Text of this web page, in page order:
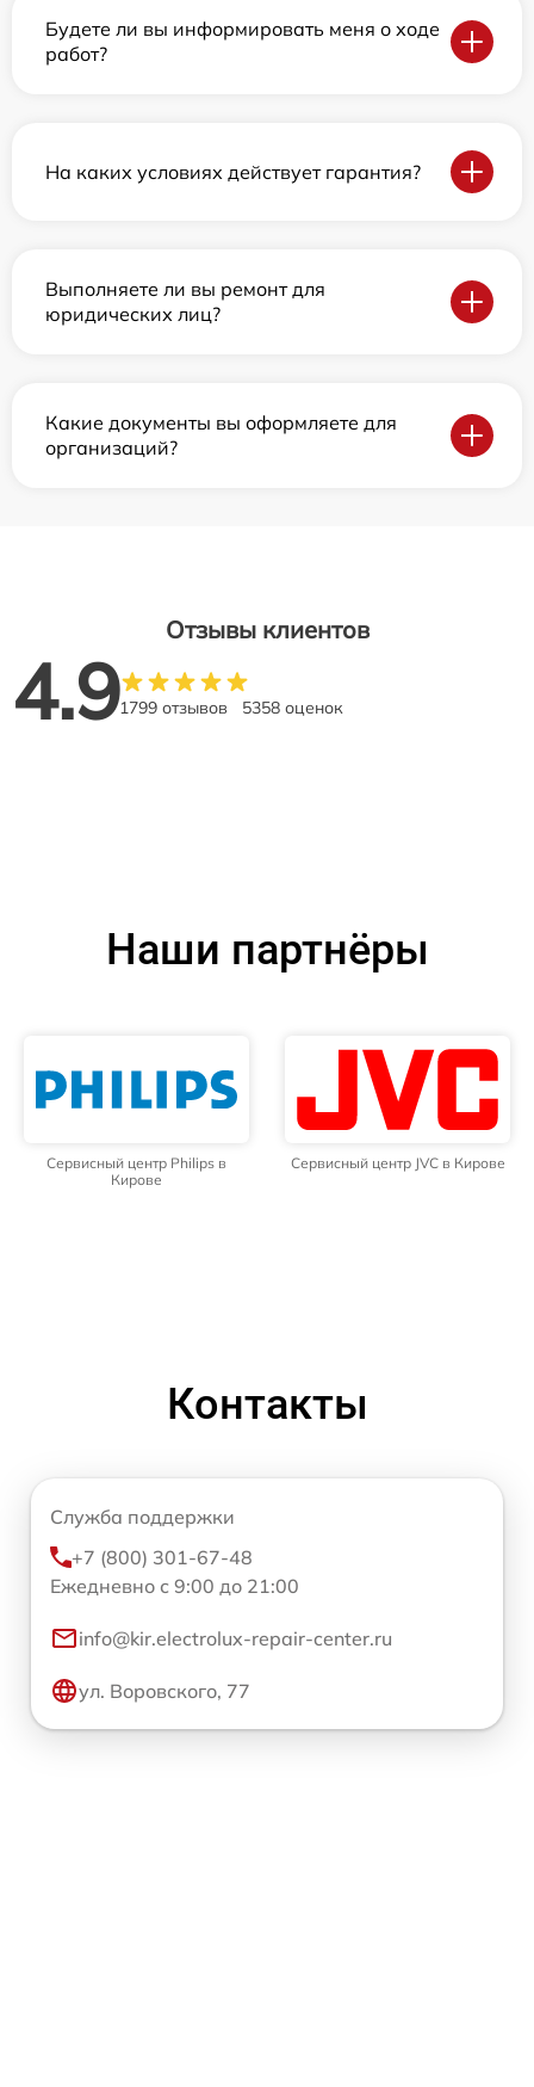
Будете ли вы информировать меня о ходе
работ?
На каких условиях действует гарантия?
Выполняете ли вы ремонт для
юридических лиц?
Какие документы вы оформляете для
организаций?
Отзывы клиентов
4.91799 отзывов 5358 оценок
Наши партнёры
Сервисный центр Philips в
Кирове
Сервисный центр JVC в Кирове
Контакты
Служба поддержки
+7 (800) 301-67-48
Ежедневно с 9:00 до 21:00
info@kir.electrolux-repair-center.ru
ул. Воровского, 77